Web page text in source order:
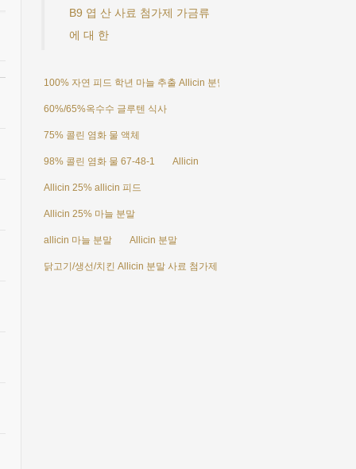
B9 엽 산 사료 첨가제 가금류
에 대 한
100% 자연 피드 학년 마늘 추출 Allicin 분말 25%
60%/65%옥수수 글루텐 식사
75% 콜린 염화 물 액체
98% 콜린 염화 물 67-48-1 Allicin
Allicin 25% allicin 피드
Allicin 25% 마늘 분말
allicin 마늘 분말 Allicin 분말
닭고기/생선/치킨 Allicin 분말 사료 첨가제